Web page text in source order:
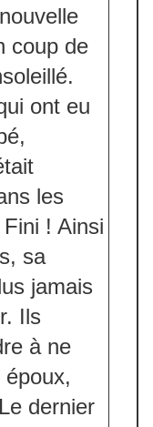
coup de
ont eu
les
! Ainsi
sa
jamais
Ils
à ne
dernier